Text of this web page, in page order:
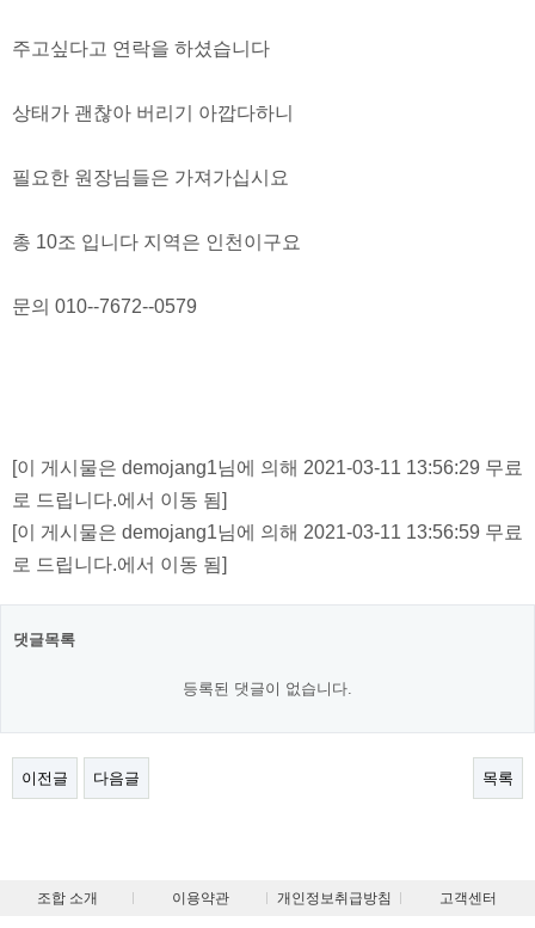
주고싶다고 연락을 하셨습니다
상태가 괜찮아 버리기 아깝다하니
필요한 원장님들은 가져가십시요
총 10조 입니다 지역은 인천이구요
문의 010--7672--0579
[이 게시물은 demojang1님에 의해 2021-03-11 13:56:29 무료
로 드립니다.에서 이동 됨]
[이 게시물은 demojang1님에 의해 2021-03-11 13:56:59 무료
로 드립니다.에서 이동 됨]
댓글목록
등록된 댓글이 없습니다.
이전글 다음글 목록
조합 소개 이용약관 개인정보취급방침 고객센터